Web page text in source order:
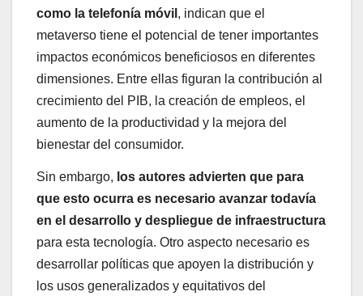
como la telefonía móvil , indican que el
metaverso tiene el potencial de tener importantes
impactos económicos beneficiosos en diferentes
dimensiones. Entre ellas figuran la contribución al
crecimiento del PIB, la creación de empleos, el
aumento de la productividad y la mejora del
bienestar del consumidor.
Sin embargo, los autores advierten que para
que esto ocurra es necesario avanzar todavía
en el desarrollo y despliegue de infraestructura
para esta tecnología. Otro aspecto necesario es
desarrollar políticas que apoyen la distribución y
los usos generalizados y equitativos del